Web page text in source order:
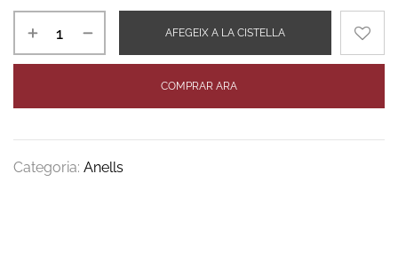
AFEGEIX A LA CISTELLA
COMPRAR ARA
Categoria: Anells